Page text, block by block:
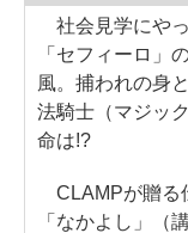
社会見学にや
「セフィーロ」
風。捕われの身
法騎士（マジッ
命は!?
CLAMPが贈る
「なかよし」（